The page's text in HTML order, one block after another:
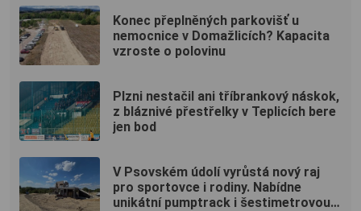
Konec přeplněných parkovišť u
nemocnice v Domažlicích? Kapacita
vzroste o polovinu
Plzni nestačil ani tříbrankový náskok,
z bláznivé přestřelky v Teplicích bere
jen bod
V Psovském údolí vyrůstá nový raj
pro sportovce i rodiny. Nabídne
unikátní pumptrack i šestimetrovou